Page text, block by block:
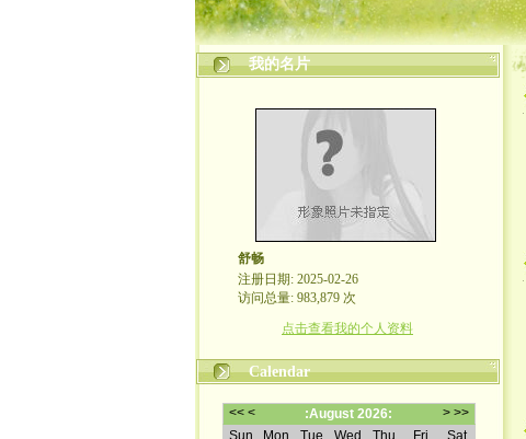
我的名片
舒畅
注册日期: 2025-02-26
访问总量: 983,879 次
点击查看我的个人资料
Calendar